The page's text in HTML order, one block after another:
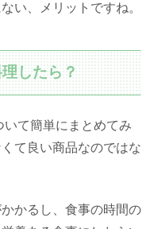
い、メリットですね。
したら？
て簡単にまとめてみ
て良い商品なのではな
かるし、食事の時間の